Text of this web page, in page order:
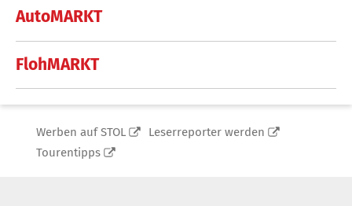
AutoMARKT
FlohMARKT
Werben auf STOL
Leserreporter werden
Tourentipps